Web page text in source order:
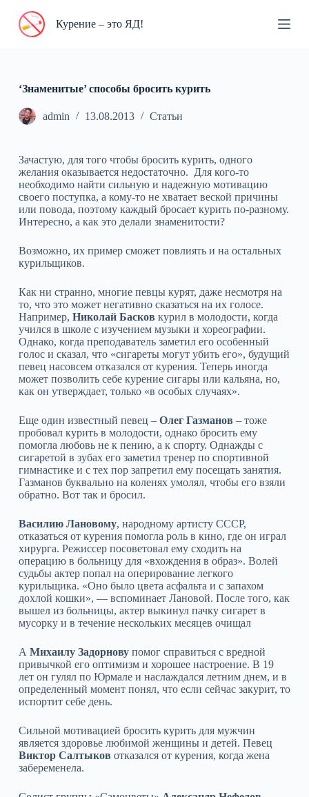
П
и
Курение – это ЯД!
‘Знаменитые’ способы бросить курить
admin 13.08.2013 Статьи
Зачастую, для того чтобы бросить курить, одного
желания оказывается недостаточно. Для кого-то
необходимо найти сильную и надежную мотивацию
своего поступка, а кому-то не хватает веской причины
или повода, поэтому каждый бросает курить по-разному.
Интересно, а как это делали знаменитости?
Возможно, их пример сможет повлиять и на остальных
курильщиков.
Как ни странно, многие певцы курят, даже несмотря на
то, что это может негативно сказаться на их голосе.
Например, Николай Басков курил в молодости, когда
учился в школе с изучением музыки и хореографии.
Однако, когда преподаватель заметил его особенный
голос и сказал, что «сигареты могут убить его», будущий
певец насовсем отказался от курения. Теперь иногда
может позволить себе курение сигары или кальяна, но,
как он утверждает, только «в особых случаях».
Еще один известный певец – Олег Газманов – тоже
пробовал курить в молодости, однако бросить ему
помогла любовь не к пению, а к спорту. Однажды с
сигаретой в зубах его заметил тренер по спортивной
гимнастике и с тех пор запретил ему посещать занятия.
Газманов буквально на коленях умолял, чтобы его взяли
обратно. Вот так и бросил.
Василию Лановому, народному артисту СССР,
отказаться от курения помогла роль в кино, где он играл
хирурга. Режиссер посоветовал ему сходить на
операцию в больницу для «вхождения в образ». Волей
судьбы актер попал на оперирование легкого
курильщика. «Оно было цвета асфальта и с запахом
дохлой кошки», — вспоминает Лановой. После того, как
вышел из больницы, актер выкинул пачку сигарет в
мусорку и в течение нескольких месяцев очищал
А Михаилу Задорновупомог справиться с вредной
привычкой его оптимизм и хорошее настроение. В 19
лет он гулял по Юрмале и наслаждался летним днем, и в
определенный момент понял, что если сейчас закурит, то
испортит себе день.
Сильной мотивацией бросить курить для мужчин
является здоровье любимой женщины и детей. Певец
Виктор Салтыков отказался от курения, когда жена
забеременела.